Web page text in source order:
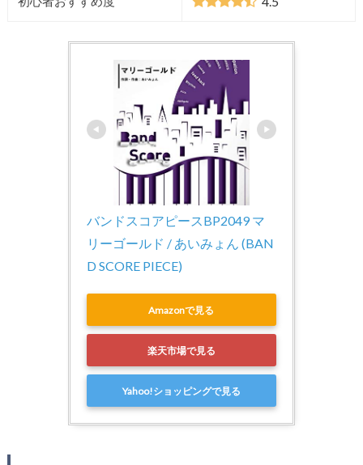
バンドスコアピースBP2049 マ
リーゴールド / あいみょん (BAN
D SCORE PIECE)
Amazonで見る
楽天市場で見る
Yahoo!ショッピングで見る